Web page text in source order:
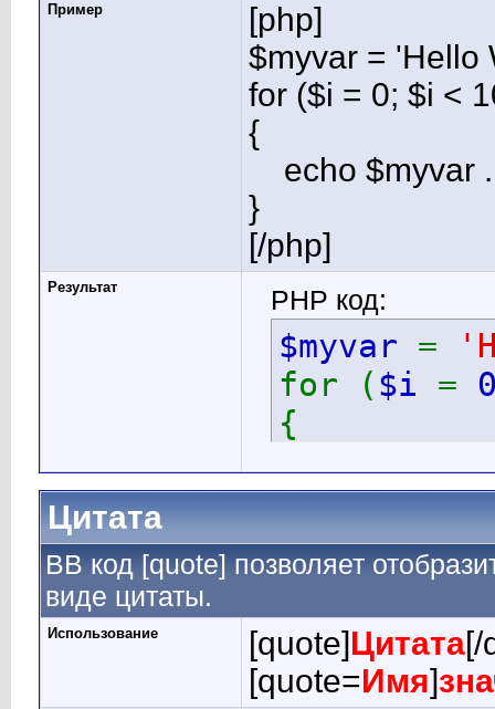
Пример
[php]
$myvar = 'Hello
for ($i = 0; $i <
{
echo $myvar
}
[/php]
Результат PHP код:
$myvar =
for ( $i =
{
echo
}
Цитата
BB код [quote] позволяет
виде цитаты.
Использование [quote]Цитата[/
[quote=Имя]